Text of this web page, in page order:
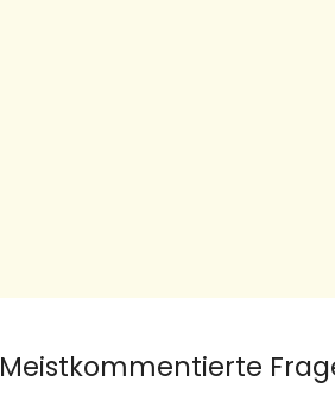
Meistkommentierte